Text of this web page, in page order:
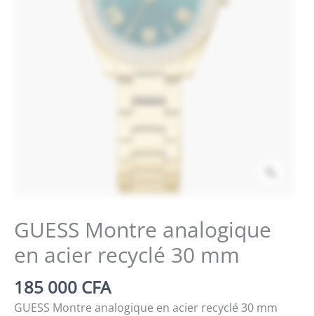
GUESS Montre analogique
en acier recyclé 30 mm
185 000 CFA
GUESS Montre analogique en acier recyclé 30 mm